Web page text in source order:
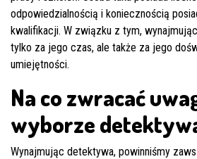
odpowiedzialnością i koniecznością
kwalifikacji. W związku z tym,
tylko za jego czas, ale także za jego
umiejętności.
Na co zwracać
wyborze
Wynajmując detektywa, powinniśmy